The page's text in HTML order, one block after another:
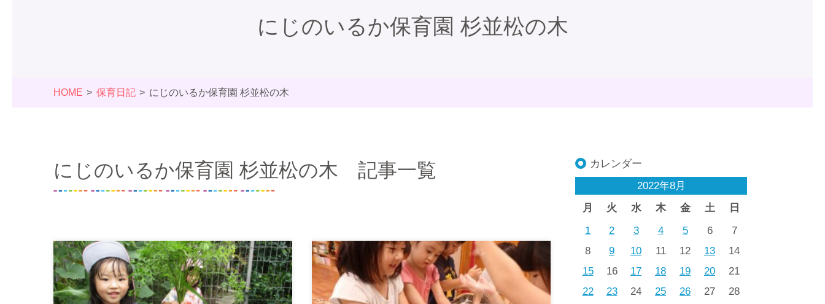
にじのいるか保育園 杉並松の木
HOME 保育日記 にじのいるか保育園 杉並松の木
にじのいるか保育園 杉並松の木 記事一覧
カレンダー
2022年8月
月
火 水 木 金 土 日
1 2 3 4 5 6
7
8
9 10 11 12 13
14
15
16 17 18 19 20
21
22
23 24 25 26 27
28